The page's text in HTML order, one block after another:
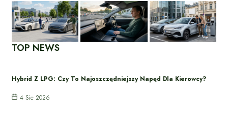
TOP NEWS
Hybrid Z LPG: Czy To Najoszczędniejszy Napęd Dla Kierowcy?
4 Sie 2026